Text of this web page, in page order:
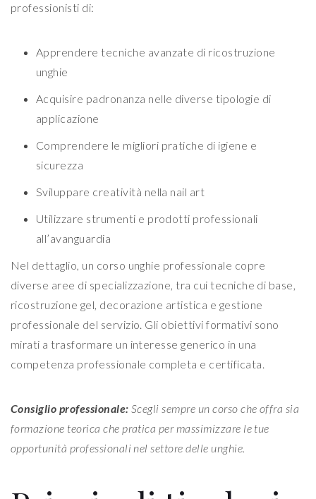
professionisti di:
Apprendere tecniche avanzate di ricostruzione
unghie
Acquisire padronanza nelle diverse tipologie di
applicazione
Comprendere le migliori pratiche di igiene e
sicurezza
Sviluppare creatività nella nail art
Utilizzare strumenti e prodotti professionali
all’avanguardia
Nel dettaglio, un corso unghie professionale copre
diverse aree di specializzazione, tra cui tecniche di base,
ricostruzione gel, decorazione artistica e gestione
professionale del servizio. Gli obiettivi formativi sono
mirati a trasformare un interesse generico in una
competenza professionale completa e certificata.
Consiglio professionale: Scegli sempre un corso che offra sia
formazione teorica che pratica per massimizzare le tue
opportunità professionali nel settore delle unghie.